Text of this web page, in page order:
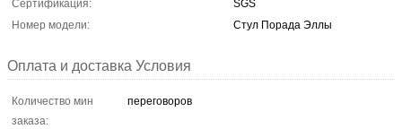
Сертификация:
SGS
Номер модели:
Стул Порада Эллы
Оплата и доставка Условия
Количество мин
заказа:
переговоров